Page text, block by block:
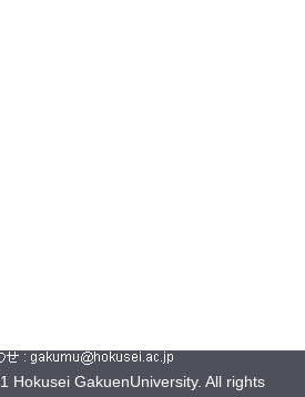
Hokusei GakuenUniversity. All rights